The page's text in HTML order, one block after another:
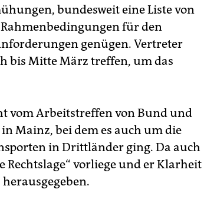
bundesweit eine Liste von
für den
genügen. Vertreter
bis Mitte März treffen, um das
vom Arbeitstreffen von Bund und
Mainz, bei dem es auch um die
in Drittländer ging. Da auch
Rechtslage“ vorliege und er Klarheit